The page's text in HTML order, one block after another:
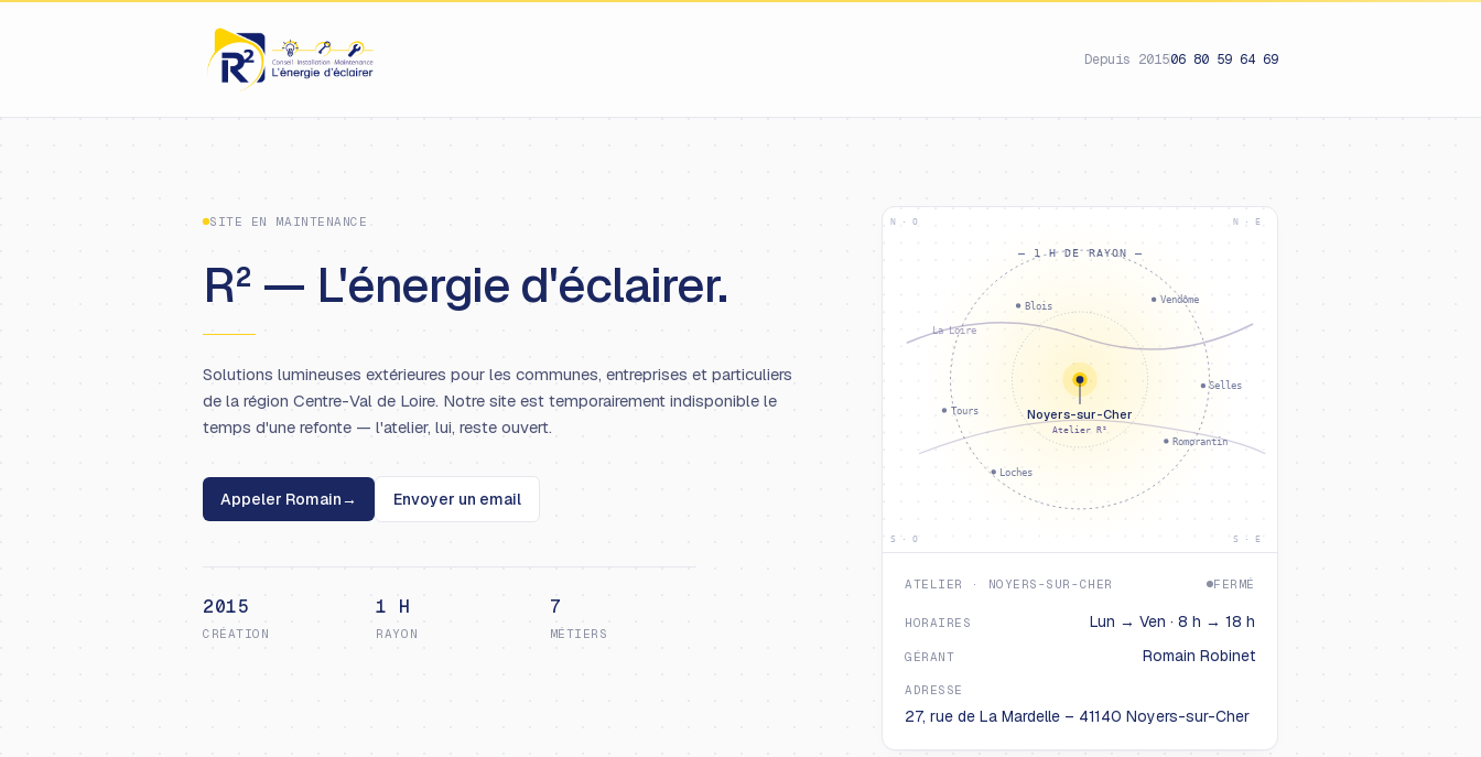
Depuis 201506 80 59 64 69
SITE EN MAINTENANCE
R² — L'énergie d'éclairer.
Solutions lumineuses extérieures pour les communes, entreprises et particuliers
de la région Centre-Val de Loire. Notre site est temporairement indisponible le
temps d'une refonte — l'atelier, lui, reste ouvert.
Appeler Romain→ Envoyer un email
2015
CRÉATION
1 H
RAYON
7
MÉTIERS
La Loire
Blois
Tours
Vendôme
Romorantin
Loches
Selles
Noyers-sur-Cher
Atelier R²
— 1 H DE RAYON —
N · O N · E
S · O S · E
ATELIER · NOYERS-SUR-CHER FERMÉ
HORAIRES Lun → Ven · 8 h → 18 h
GÉRANT Romain Robinet
ADRESSE
27, rue de La Mardelle – 41140 Noyers-sur-Cher